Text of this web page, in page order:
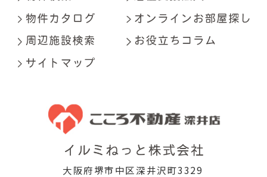
大阪府堺市中区深井沢町3329